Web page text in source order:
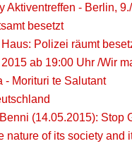
Aktiventreffen - Berlin,
besetzt
Polizei räumt
ab 19:00 Uhr /Wir
- Morituri te Salutant
(14.05.2015): Stop
nature of its society and